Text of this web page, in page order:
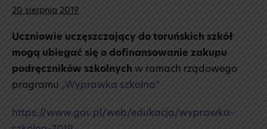
20 sierpnia 2019
Uczniowie uczęszczający do toruńskich szkół
mogą ubiegać się o dofinansowanie zakupu
podręczników szkolnych w ramach rządowego
programu „Wyprawka szkolna”
https://www.gov.pl/web/edukacja/wyprawka-